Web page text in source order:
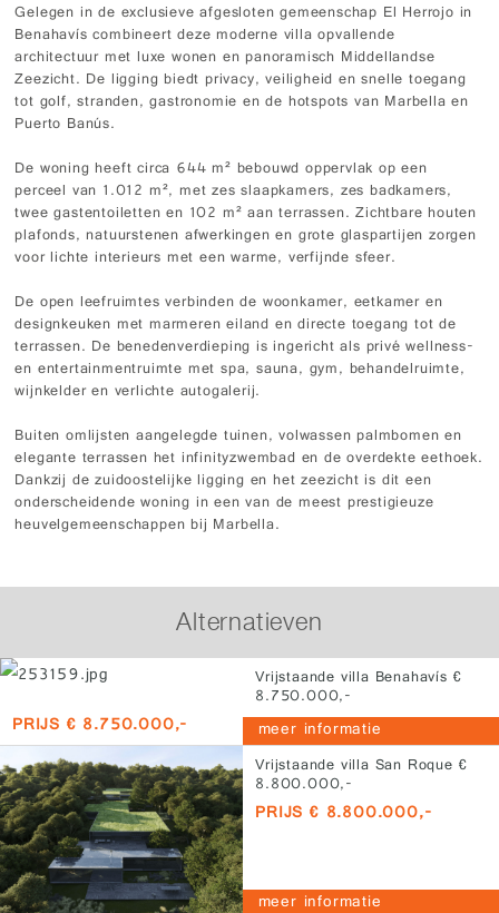
Gelegen in de exclusieve afgesloten gemeenschap El Herrojo in
Benahavís combineert deze moderne villa opvallende
architectuur met luxe wonen en panoramisch Middellandse
Zeezicht. De ligging biedt privacy, veiligheid en snelle toegang
tot golf, stranden, gastronomie en de hotspots van Marbella en
Puerto Banús.
De woning heeft circa 644 m² bebouwd oppervlak op een
perceel van 1.012 m², met zes slaapkamers, zes badkamers,
twee gastentoiletten en 102 m² aan terrassen. Zichtbare houten
plafonds, natuurstenen afwerkingen en grote glaspartijen zorgen
voor lichte interieurs met een warme, verfijnde sfeer.
De open leefruimtes verbinden de woonkamer, eetkamer en
designkeuken met marmeren eiland en directe toegang tot de
terrassen. De benedenverdieping is ingericht als privé wellness-
en entertainmentruimte met spa, sauna, gym, behandelruimte,
wijnkelder en verlichte autogalerij.
Buiten omlijsten aangelegde tuinen, volwassen palmbomen en
elegante terrassen het infinityzwembad en de overdekte eethoek.
Dankzij de zuidoostelijke ligging en het zeezicht is dit een
onderscheidende woning in een van de meest prestigieuze
heuvelgemeenschappen bij Marbella.
Alternatieven
Vrijstaande villa Benahavís €
8.750.000,-
PRIJS € 8.750.000,- meer informatie
Vrijstaande villa San Roque €
8.800.000,-
PRIJS € 8.800.000,-
meer informatie